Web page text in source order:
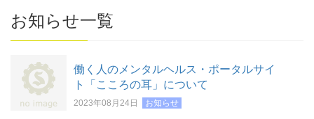
お知らせ一覧
働く人のメンタルヘルス・ポータルサイ
ト「こころの耳」について
2023年08月24日 お知らせ